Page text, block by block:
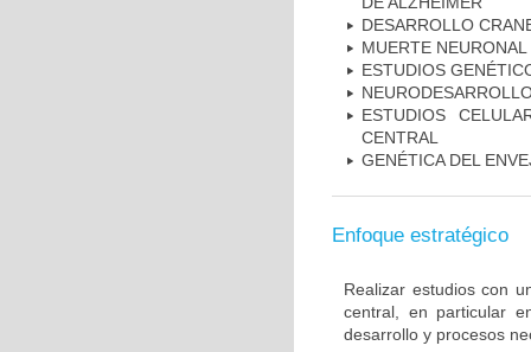
DESARROLLO
MUERTE
ESTUDIOS
ESTUDIOS
CENTRAL
GENÉTICA DEL
Enfoque estratégico
Realizar estudios con
central, en particular
desarrollo y procesos